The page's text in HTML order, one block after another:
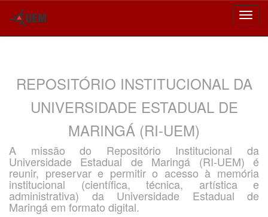
REPOSITÓRIO INSTITUCIONAL DA
UNIVERSIDADE ESTADUAL DE
MARINGÁ (RI-UEM)
A missão do Repositório Institucional da
Universidade Estadual de Maringá (RI-UEM) é
reunir, preservar e permitir o acesso à memória
institucional (científica, técnica, artística e
administrativa) da Universidade Estadual de
Maringá em formato digital.